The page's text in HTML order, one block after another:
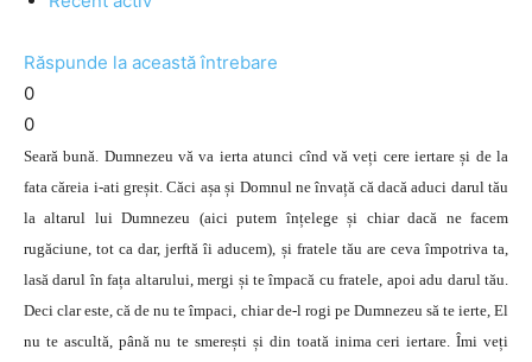
Răspunde la această întrebare
0
0
Seară bună. Dumnezeu vă va ierta atunci cînd vă veți cere iertare și de la
fata căreia i-ati greșit. Căci așa și Domnul ne învață că dacă aduci darul tău
la altarul lui Dumnezeu (aici putem înțelege și chiar dacă ne facem
rugăciune, tot ca dar, jerftă îi aducem), și fratele tău are ceva împotriva ta,
lasă darul în fața altarului, mergi și te împacă cu fratele, apoi adu darul tău.
Deci clar este, că de nu te împaci, chiar de-l rogi pe Dumnezeu să te ierte, El
nu te ascultă, până nu te smerești și din toată inima ceri iertare. Îmi veți